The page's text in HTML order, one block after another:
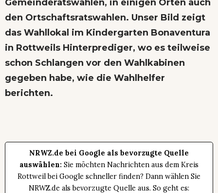
Gemeinderatswahlen, in einigen Orten auch
den Ortschaftsratswahlen. Unser Bild zeigt
das Wahllokal im Kindergarten Bonaventura
in Rottweils Hinterprediger, wo es teilweise
schon Schlangen vor den Wahlkabinen
gegeben habe, wie die Wahlhelfer
berichten.
NRWZ.de bei Google als bevorzugte Quelle
auswählen: Sie möchten Nachrichten aus dem Kreis
Rottweil bei Google schneller finden? Dann wählen Sie
NRWZ.de als bevorzugte Quelle aus. So geht es: